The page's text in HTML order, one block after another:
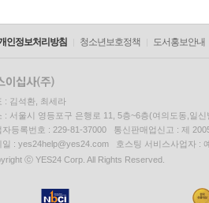
인정보처리방침 청소년보호정책 도서홍보안내
: 김석환, 최세라
: 서울시 영등포구 은행로 11, 5층~6층(여의도동,일신
자등록번호 : 229-81-37000 통신판매업신고 : 제
일 : yes24help@yes24.com 호스팅 서비스사업자 :
ⓒ YES24 Corp. All Rights Reserved.